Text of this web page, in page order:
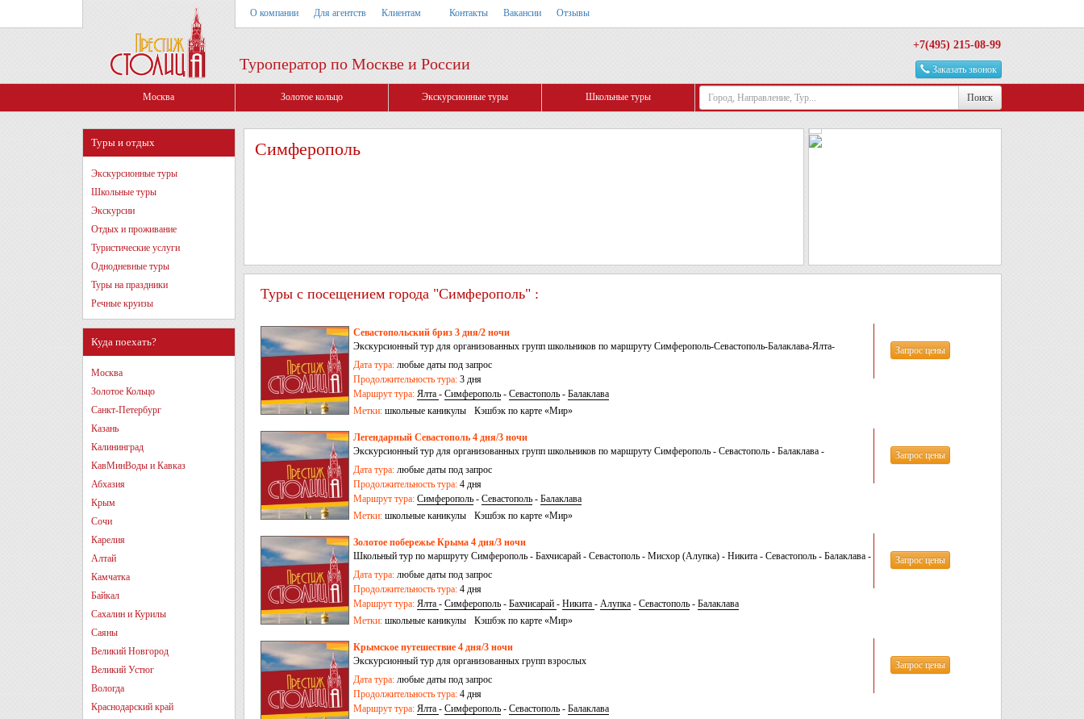
О компании Для агентств Клиентам Контакты Вакансии Отзывы
Туроператор по Москве и России
+7(495) 215-08-99
Заказать звонок
Москва Золотое кольцо Экскурсионные туры Школьные туры Поиск
Туры и отдых
Экскурсионные туры
Школьные туры
Экскурсии
Отдых и проживание
Туристические услуги
Однодневные туры
Туры на праздники
Речные круизы
Куда поехать?
Москва
Золотое Кольцо
Санкт-Петербург
Казань
Калининград
КавМинВоды и Кавказ
Абхазия
Крым
Сочи
Карелия
Алтай
Камчатка
Байкал
Сахалин и Курилы
Саяны
Великий Новгород
Великий Устюг
Вологда
Краснодарский край
Симферополь
Туры с посещением города "Симферополь" :
Севастопольский бриз 3 дня/2 ночи
Экскурсионный тур для организованных групп школьников по маршруту Симферополь-Севастополь-Балаклава-Ялта-
Симферополь
Дата тура: любые даты под запрос
Продолжительность тура: 3 дня
Маршрут тура: Ялта - Симферополь - Севастополь - Балаклава
Метки: школьные каникулы Кэшбэк по карте «Мир»
Запрос цены
Легендарный Севастополь 4 дня/3 ночи
Экскурсионный тур для организованных групп школьников по маршруту Симферополь - Севастополь - Балаклава -
Симферополь
Дата тура: любые даты под запрос
Продолжительность тура: 4 дня
Маршрут тура: Симферополь - Севастополь - Балаклава
Метки: школьные каникулы Кэшбэк по карте «Мир»
Запрос цены
Золотое побережье Крыма 4 дня/3 ночи
Школьный тур по маршруту Симферополь - Бахчисарай - Севастополь - Мисхор (Алупка) - Никита - Севастополь - Балаклава -
Симферополь
Дата тура: любые даты под запрос
Продолжительность тура: 4 дня
Маршрут тура: Ялта - Симферополь - Бахчисарай - Никита - Алупка - Севастополь - Балаклава
Метки: школьные каникулы Кэшбэк по карте «Мир»
Запрос цены
Крымское путешествие 4 дня/3 ночи
Экскурсионный тур для организованных групп взрослых
Дата тура: любые даты под запрос
Продолжительность тура: 4 дня
Маршрут тура: Ялта - Симферополь - Севастополь - Балаклава
Запрос цены